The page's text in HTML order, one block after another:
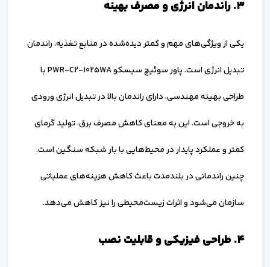
۳. راندمان انرژی و مصرف بهینه
یکی از ویژگی‌های مهم و کمتر دیده‌شده در منابع تغذیه، راندمان
تبدیل انرژی است. پاور سوئیچ سیسکو PWR-C2-1025WA با
طراحی بهینه مهندسی، دارای راندمان بالا در تبدیل انرژی ورودی
به خروجی است. این به معنای کاهش مصرف برق، تولید گرمای
کمتر و عملکرد پایدار در محیط‌هایی با بار شبکه سنگین است.
چنین راندمانی در بلندمدت باعث کاهش هزینه‌های عملیاتی
سازمان می‌شود و اثرات زیست‌محیطی را نیز کاهش می‌دهد.
۴. طراحی فیزیکی و قابلیت نصب